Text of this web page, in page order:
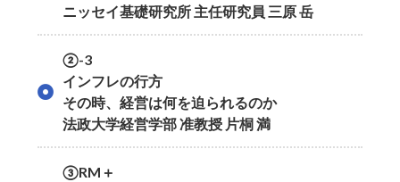
ニッセイ基礎研究所 主任研究員 三原 岳
②-3
インフレの行方
その時、経営は何を迫られるのか
法政大学経営学部 准教授 片桐 満
③RM＋